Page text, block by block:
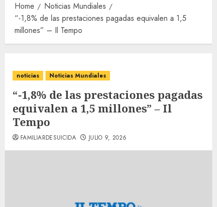
Home
Noticias Mundiales
“-1,8% de las prestaciones pagadas equivalen a 1,5
millones” – Il Tempo
noticias Noticias Mundiales
“-1,8% de las prestaciones pagadas
equivalen a 1,5 millones” – Il
Tempo
FAMILIARDESUICIDA JULIO 9, 2026